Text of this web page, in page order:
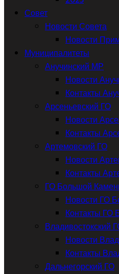
Совет
Новости Совета
Новости
Муниципалитеты
Анучинский МР
Новости
Контакты
Арсеньевский ГО
Новости
Контакты
Артемовский ГО
Новости
Контакты
ГО Большой
Новости ГО
Контакты ГО
Владивостокский
Новости
Контакты
Дальнегорский ГО